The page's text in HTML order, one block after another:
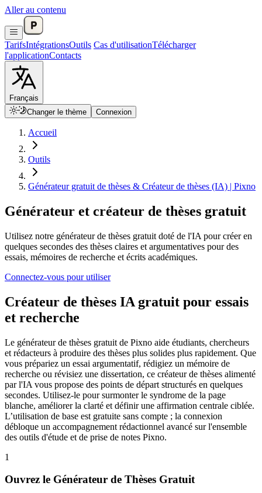
Aller au contenu
TarifsIntégrationsOutils Cas d'utilisationTélécharger
l'applicationContacts
Français
Changer le thème
Connexion
Accueil
Outils
Générateur gratuit de thèses & Créateur de thèses (IA) | Pixno
Générateur et créateur de thèses gratuit
Utilisez notre générateur de thèses gratuit doté de l'IA pour créer en
quelques secondes des thèses claires et argumentatives pour des
essais, mémoires de recherche et écrits académiques.
Connectez-vous pour utiliser
Créateur de thèses IA gratuit pour essais
et recherche
Le générateur de thèses gratuit de Pixno aide étudiants, chercheurs
et rédacteurs à produire des thèses plus solides plus rapidement. Que
vous prépariez un essai argumentatif, rédigiez un mémoire de
recherche ou révisiez une dissertation, ce créateur de thèses alimenté
par l'IA vous propose des points de départ structurés en quelques
secondes. Utilisez-le pour surmonter le syndrome de la page
blanche, améliorer la clarté et définir une affirmation centrale ciblée.
L’utilisation de base est gratuite sans compte ; la connexion
débloque un accompagnement rédactionnel avancé sur l'ensemble
des outils d'étude et de prise de notes Pixno.
1
Ouvrez le Générateur de Thèses Gratuit